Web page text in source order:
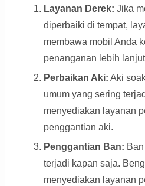
Layanan Derek: Jika
diperbaiki di tempat,
membawa mobil Anda
penanganan lebih
Perbaikan Aki: Aki
umum yang sering
menyediakan layanan
penggantian aki.
Penggantian Ban:
terjadi kapan saja.
menyediakan layanan